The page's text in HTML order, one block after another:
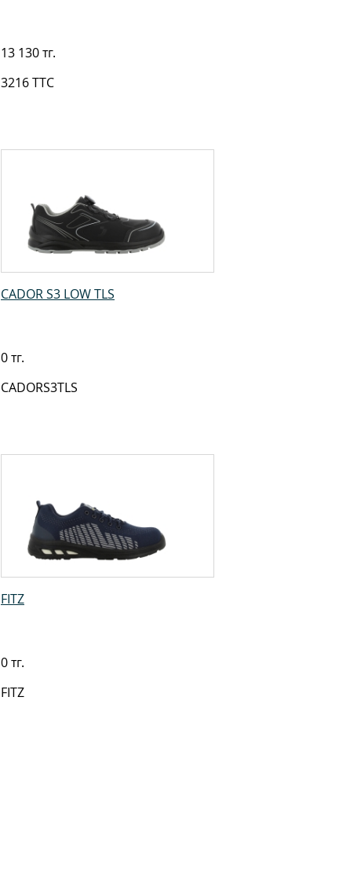
13 130 тг.
3216 TTC
CADOR S3 LOW TLS
0 тг.
CADORS3TLS
FITZ
0 тг.
FITZ